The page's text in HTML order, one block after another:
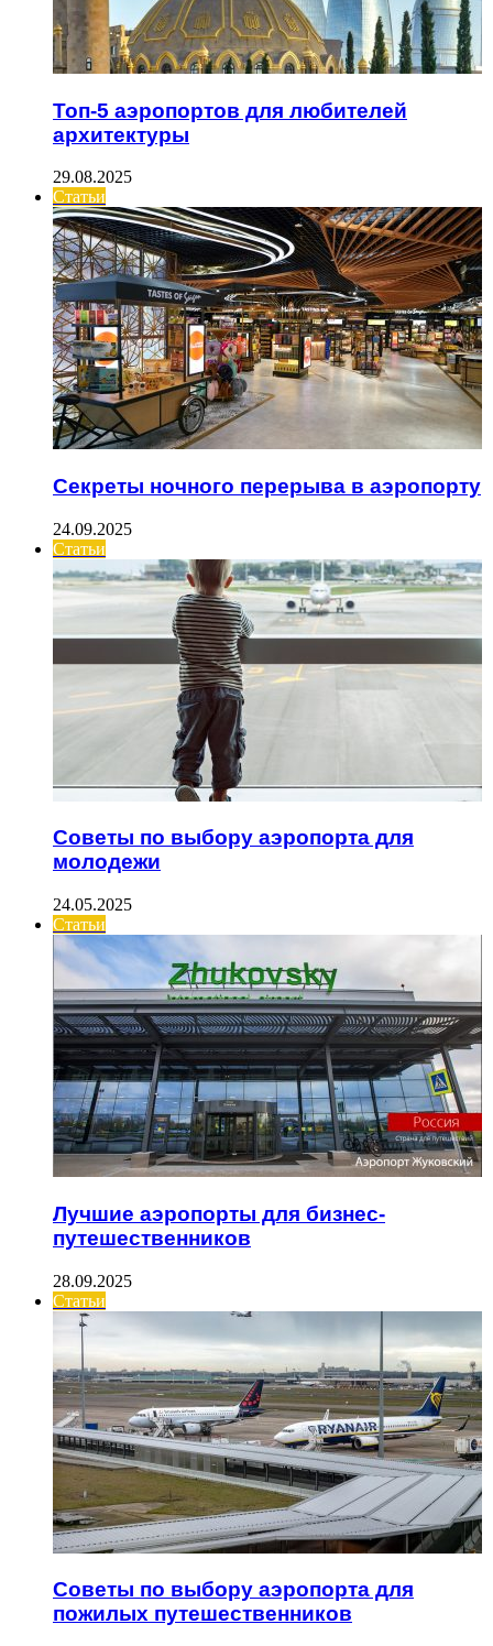
Топ-5 аэропортов для любителей
архитектуры
29.08.2025
Статьи
Секреты ночного перерыва в аэропорту
24.09.2025
Статьи
Советы по выбору аэропорта для
молодежи
24.05.2025
Статьи
Лучшие аэропорты для бизнес-
путешественников
28.09.2025
Статьи
Советы по выбору аэропорта для
пожилых путешественников